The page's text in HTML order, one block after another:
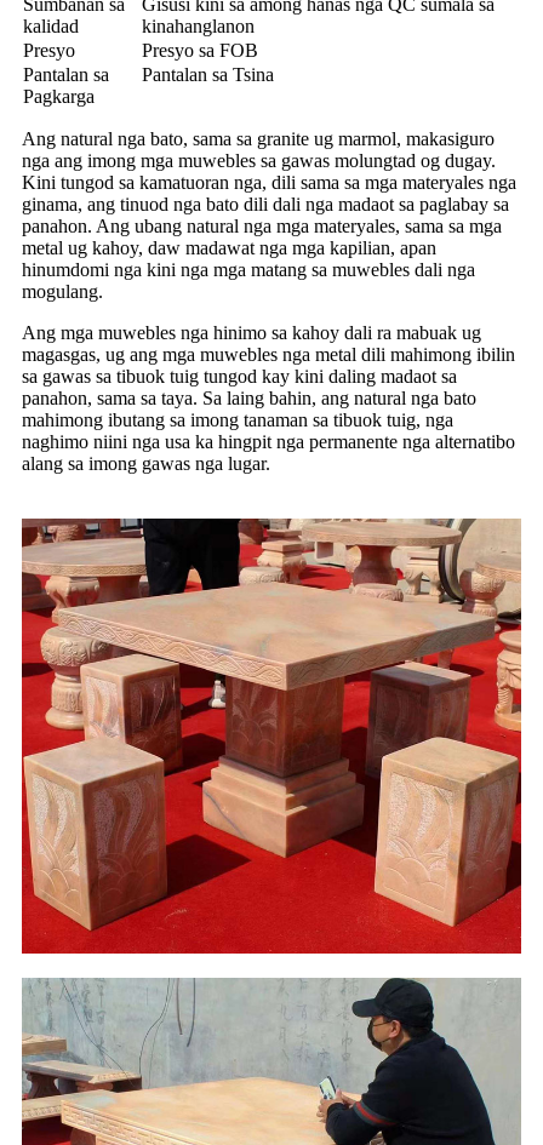
Sumbanan sa
kalidad
Gisusi kini sa among hanas nga QC sumala sa
kinahanglanon
Presyo
Presyo sa FOB
Pantalan sa
Pagkarga
Pantalan sa Tsina
Ang natural nga bato, sama sa granite ug marmol, makasiguro
nga ang imong mga muwebles sa gawas molungtad og dugay.
Kini tungod sa kamatuoran nga, dili sama sa mga materyales nga
ginama, ang tinuod nga bato dili dali nga madaot sa paglabay sa
panahon. Ang ubang natural nga mga materyales, sama sa mga
metal ug kahoy, daw madawat nga mga kapilian, apan
hinumdomi nga kini nga mga matang sa muwebles dali nga
mogulang.
Ang mga muwebles nga hinimo sa kahoy dali ra mabuak ug
magasgas, ug ang mga muwebles nga metal dili mahimong ibilin
sa gawas sa tibuok tuig tungod kay kini daling madaot sa
panahon, sama sa taya. Sa laing bahin, ang natural nga bato
mahimong ibutang sa imong tanaman sa tibuok tuig, nga
naghimo niini nga usa ka hingpit nga permanente nga alternatibo
alang sa imong gawas nga lugar.